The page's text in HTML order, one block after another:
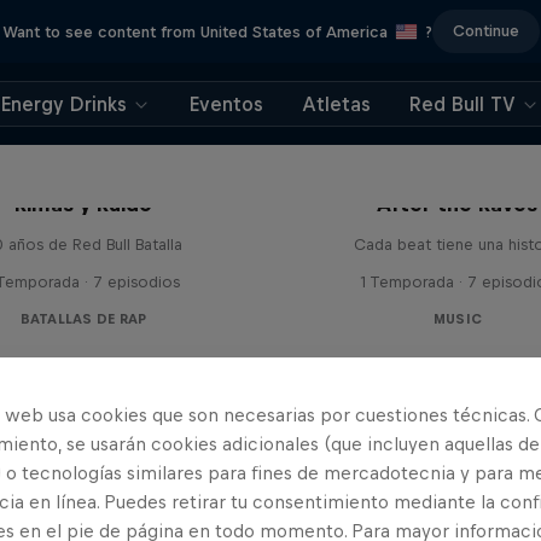
Want to see content from United States of America ? Continue
Energy Drinks Eventos Atletas Red Bull TV
Rimas y Ruido
años de Red Bull Batalla
· 7 episodios
BATALLAS DE RAP
After the Raves
Cada beat tiene una
1 Temporada · 7
MUSIC
web usa cookies que son necesarias por cuestiones técnicas.
se usarán cookies adicionales (que incluyen aquellas de
tecnologías similares para fines de mercadotecnia y para
en línea. Puedes retirar tu consentimiento mediante la
en el pie de página en todo momento. Para mayor